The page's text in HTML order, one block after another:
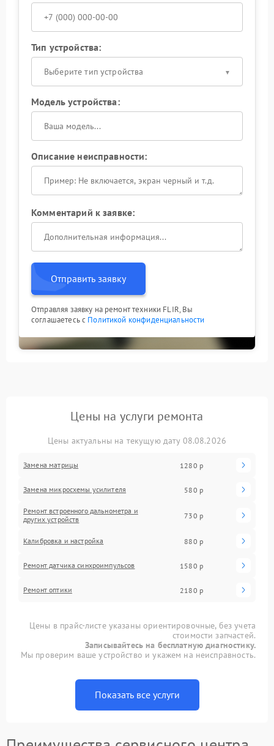
Квалифицированный подход позволяет обеспечить
корректную работу тепловизора и сохранить
точность измерений.
Тип устройства:
Выберите тип устройства
Модель устройства:
Описание неисправности:
Комментарий к заявке:
Отправить заявку
Отправляя заявку на ремонт техники FLIR, Вы
соглашаетесь с Политикой конфиденциальности
Цены на услуги ремонта
Цены актуальны на текущую дату 08.08.2026
Замена матрицы 1280 р
Замена микросхемы усилителя 580 р
Ремонт встроенного дальнометра и
других устройств
730 р
Калибровка и настройка 880 р
Ремонт датчика синхроимпульсов 1580 р
Ремонт оптики 2180 р
Цены в прайс-листе указаны ориентировочные, без учета
стоимости запчастей.
Записывайтесь на бесплатную диагностику.
Мы проверим ваше устройство и укажем на неисправность.
Показать все услуги